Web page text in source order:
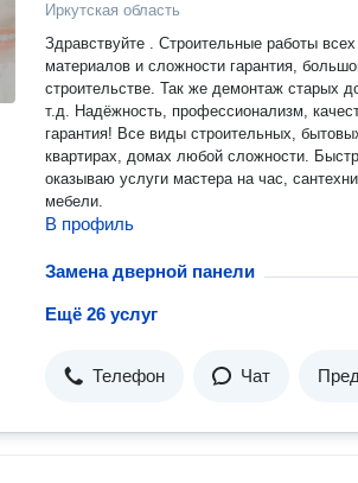
Иркутская область
Здравствуйте . Строительные работы
материалов и сложности гарантия,
строительстве. Так же демонтаж старых
т.д. Надёжность, профессионализм, качество, доступные цены,
гарантия! Все виды строительных,
квартирах, домах любой сложности.
оказываю услуги мастера на час,
мебели.
В профиль
Замена дверной панели
Ещё 26 услуг
Телефон Чат